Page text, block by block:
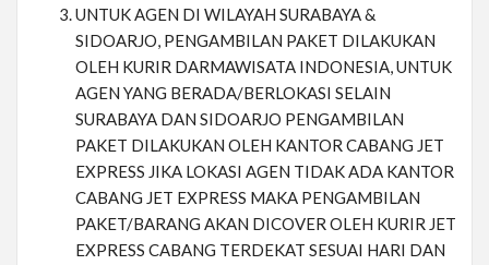
UNTUK AGEN DI WILAYAH SURABAYA &
SIDOARJO, PENGAMBILAN PAKET DILAKUKAN
OLEH KURIR DARMAWISATA INDONESIA, UNTUK
AGEN YANG BERADA/BERLOKASI SELAIN
SURABAYA DAN SIDOARJO PENGAMBILAN
PAKET DILAKUKAN OLEH KANTOR CABANG JET
EXPRESS JIKA LOKASI AGEN TIDAK ADA KANTOR
CABANG JET EXPRESS MAKA PENGAMBILAN
PAKET/BARANG AKAN DICOVER OLEH KURIR JET
EXPRESS CABANG TERDEKAT SESUAI HARI DAN